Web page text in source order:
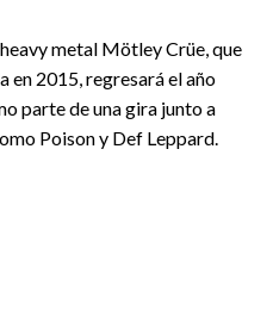
metal Mötley Crüe, que
en 2015, regresará el año
parte de una gira junto a
Poison y Def Leppard.